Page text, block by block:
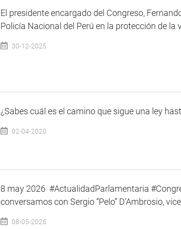
El presidente encargado del Congreso,
Policía Nacional del Perú en la protección de la
30-12-2025
¿Sabes cuál es el camino que sigue una ley
02-04-2020
8 may 2026 #ActualidadParlamentaria
conversamos con Sergio “Pelo” D’Ambrosio,
08-05-2026